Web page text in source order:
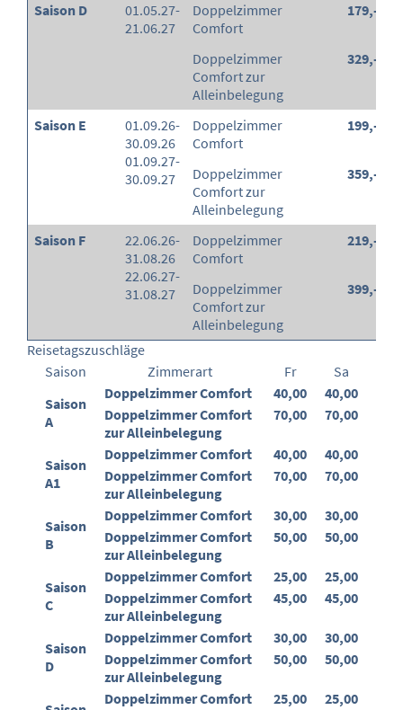
Saison D
01.05.27-
21.06.27
Doppelzimmer
Comfort
179,-
Doppelzimmer
Comfort zur
Alleinbelegung
329,-
Saison E
01.09.26-
30.09.26
01.09.27-
30.09.27
Doppelzimmer
Comfort
199,-
Doppelzimmer
Comfort zur
Alleinbelegung
359,-
Saison F
22.06.26-
31.08.26
22.06.27-
31.08.27
Doppelzimmer
Comfort
219,-
Doppelzimmer
Comfort zur
Alleinbelegung
399,-
Reisetagszuschläge
Saison
Zimmerart Fr
Sa
Saison
A
Doppelzimmer Comfort 40,00
40,00
Doppelzimmer Comfort
zur Alleinbelegung
70,00 70,00
Saison
A1
Doppelzimmer Comfort 40,00
40,00
Doppelzimmer Comfort
zur Alleinbelegung
70,00 70,00
Saison
B
Doppelzimmer Comfort 30,00
30,00
Doppelzimmer Comfort
zur Alleinbelegung
50,00 50,00
Saison
C
Doppelzimmer Comfort 25,00
25,00
Doppelzimmer Comfort
zur Alleinbelegung
45,00 45,00
Saison
D
Doppelzimmer Comfort 30,00
30,00
Doppelzimmer Comfort
zur Alleinbelegung
50,00 50,00
Doppelzimmer Comfort 25,00
25,00